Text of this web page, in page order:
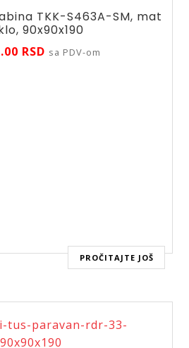
TKK-S463A-SM, mat
90x90x190
RSD sa PDV-om
PROČITAJTE JOŠ